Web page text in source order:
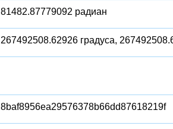
81482.87779092 радиан
267492508.62926 градуса,
8baf8956ea29576378b66dd87618219f